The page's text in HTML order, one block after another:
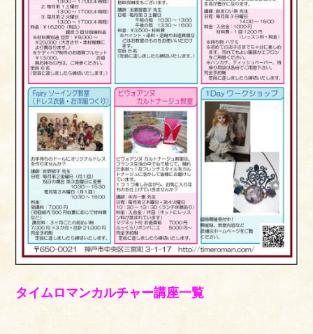
タイムロマンカルチャー講座一覧